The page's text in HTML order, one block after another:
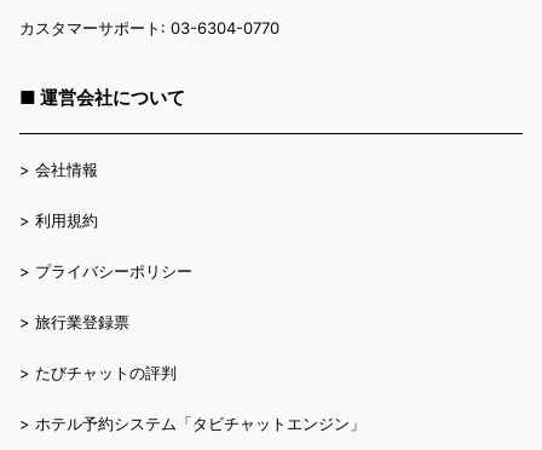
カスタマーサポート: 03-6304-0770
■ 運営会社について
> 会社情報
> 利用規約
> プライバシーポリシー
> 旅行業登録票
> たびチャットの評判
> ホテル予約システム「タビチャットエンジン」